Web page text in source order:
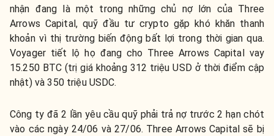
nhận đang là một trong những chủ nợ lớn của Three
Arrows Capital, quỹ đầu tư crypto gặp khó khăn thanh
khoản vì thị trường biến động bất lợi trong thời gian qua.
Voyager tiết lộ họ đang cho Three Arrows Capital vay
15.250 BTC (trị giá khoảng 312 triệu USD ở thời điểm cập
nhật) và 350 triệu USDC.
Công ty đã 2 lần yêu cầu quỹ phải trả nợ trước 2 hạn chót
vào các ngày 24/06 và 27/06. Three Arrows Capital sẽ bị